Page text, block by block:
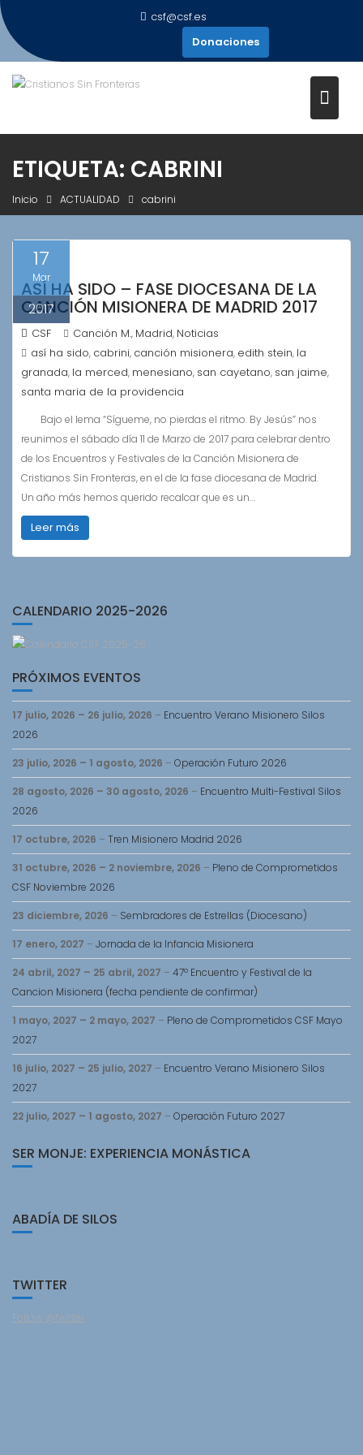
Saltar
al
contenido
csf@csf.es
Donaciones
ETIQUETA: CABRINI
Inicio ACTUALIDAD cabrini
17
Mar
2017
ASÍ HA SIDO – FASE DIOCESANA DE LA
CANCIÓN MISIONERA DE MADRID 2017
CSF Canción M., Madrid, Noticias
así ha sido, cabrini, canción misionera, edith stein, la
granada, la merced, menesiano, san cayetano, san jaime,
santa maria de la providencia
Bajo el lema “Sígueme, no pierdas el ritmo. By Jesús” nos
reunimos el sábado día 11 de Marzo de 2017 para celebrar dentro
de los Encuentros y Festivales de la Canción Misionera de
Cristianos Sin Fronteras, en el de la fase diocesana de Madrid.
Un año más hemos querido recalcar que es un…
Leer más
CALENDARIO 2025-2026
PRÓXIMOS EVENTOS
17 julio, 2026 – 26 julio, 2026 – Encuentro Verano Misionero Silos
2026
23 julio, 2026 – 1 agosto, 2026 – Operación Futuro 2026
28 agosto, 2026 – 30 agosto, 2026 – Encuentro Multi-Festival Silos
2026
17 octubre, 2026 – Tren Misionero Madrid 2026
31 octubre, 2026 – 2 noviembre, 2026 – Pleno de Comprometidos
CSF Noviembre 2026
23 diciembre, 2026 – Sembradores de Estrellas (Diocesano)
17 enero, 2027 – Jornada de la Infancia Misionera
24 abril, 2027 – 25 abril, 2027 – 47º Encuentro y Festival de la
Cancion Misionera (fecha pendiente de confirmar)
1 mayo, 2027 – 2 mayo, 2027 – Pleno de Comprometidos CSF Mayo
2027
16 julio, 2027 – 25 julio, 2027 – Encuentro Verano Misionero Silos
2027
22 julio, 2027 – 1 agosto, 2027 – Operación Futuro 2027
SER MONJE: EXPERIENCIA MONÁSTICA
ABADÍA DE SILOS
TWITTER
Follow @twitter